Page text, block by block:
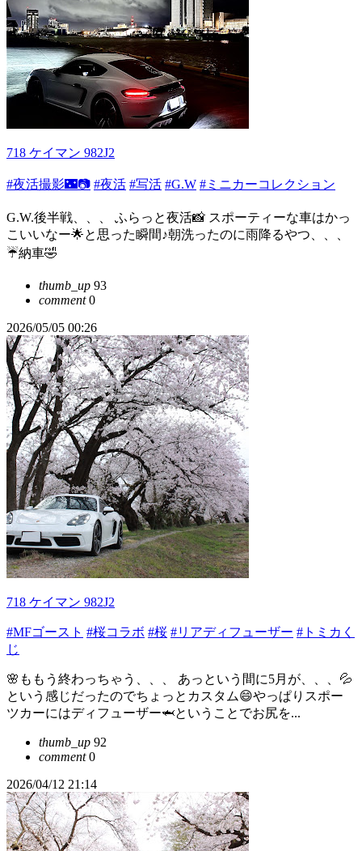
718 ケイマン 982J2
#夜活撮影🌃📷 #夜活 #写活 #G.W #ミニカーコレクション
G.W.後半戦、、、 ふらっと夜活📸 スポーティーな車はかっ
こいいなー🌟と思った瞬間♪朝洗ったのに雨降るやつ、、、
☔️納車🤣
thumb_up 93
comment0
2026/05/05 00:26
718 ケイマン 982J2
#MFゴースト #桜コラボ #桜 #リアディフューザー #トミカく
じ
🌸ももう終わっちゃう、、、 あっという間に5月が、、、💦
という感じだったのでちょっとカスタム😄やっぱりスポー
ツカーにはディフューザー🦈ということでお尻を...
thumb_up 92
comment0
2026/04/12 21:14